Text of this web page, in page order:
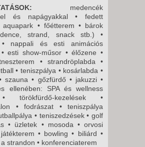
medencék
és napágyakkal • fedett
aquapark • főétterem • bárok
strand, snack stb.) •
• nappali és esti animációs
esti show-műsor • élőzene •
• strandröplabda •
• teniszpálya • kosárlabda •
szauna • gőzfürdő • jakuzzi •
ellenében: SPA és wellness
törökfürdő-kezelések •
• fodrászat • teniszpálya
• teniszedzések • golf
• üzletek • mosoda • orvosi
• bowling • biliárd •
strandon • konferenciaterem